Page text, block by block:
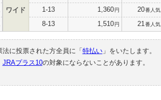
ワイド 1-13 1,360円 20番人気
8-13 1,510円 21 番人気
に投票された方全員に「 特払い」をいたします。
JRAプラス10の対象にならないことがあります。